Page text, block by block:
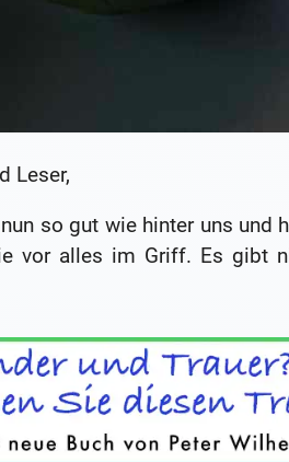
Leser,
so gut wie hinter uns und
vor alles im Griff. Es gibt